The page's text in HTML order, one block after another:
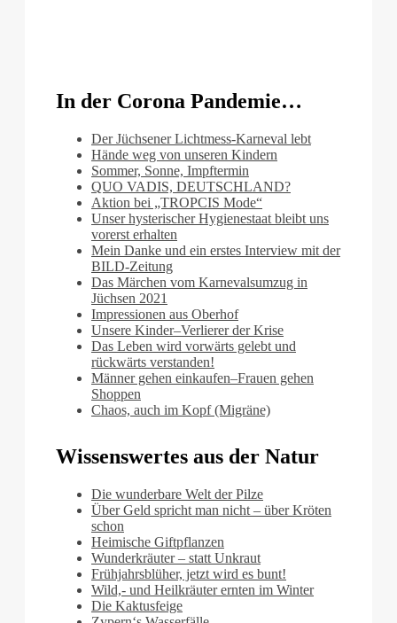
In der Corona Pandemie…
Der Jüchsener Lichtmess-Karneval lebt
Hände weg von unseren Kindern
Sommer, Sonne, Impftermin
QUO VADIS, DEUTSCHLAND?
Aktion bei „TROPCIS Mode“
Unser hysterischer Hygienestaat bleibt uns
vorerst erhalten
Mein Danke und ein erstes Interview mit der
BILD-Zeitung
Das Märchen vom Karnevalsumzug in
Jüchsen 2021
Impressionen aus Oberhof
Unsere Kinder–Verlierer der Krise
Das Leben wird vorwärts gelebt und
rückwärts verstanden!
Männer gehen einkaufen–Frauen gehen
Shoppen
Chaos, auch im Kopf (Migräne)
Wissenswertes aus der Natur
Die wunderbare Welt der Pilze
Über Geld spricht man nicht – über Kröten
schon
Heimische Giftpflanzen
Wunderkräuter – statt Unkraut
Frühjahrsblüher, jetzt wird es bunt!
Wild,- und Heilkräuter ernten im Winter
Die Kaktusfeige